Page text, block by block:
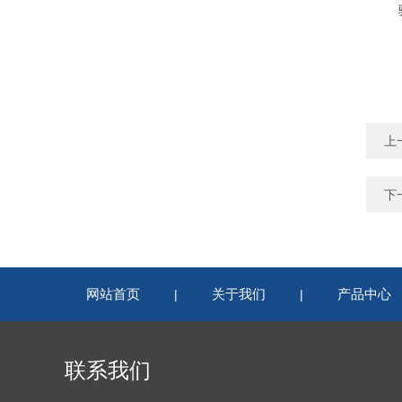
下
网站首页 | 关于我们 | 产品中心
联系我们